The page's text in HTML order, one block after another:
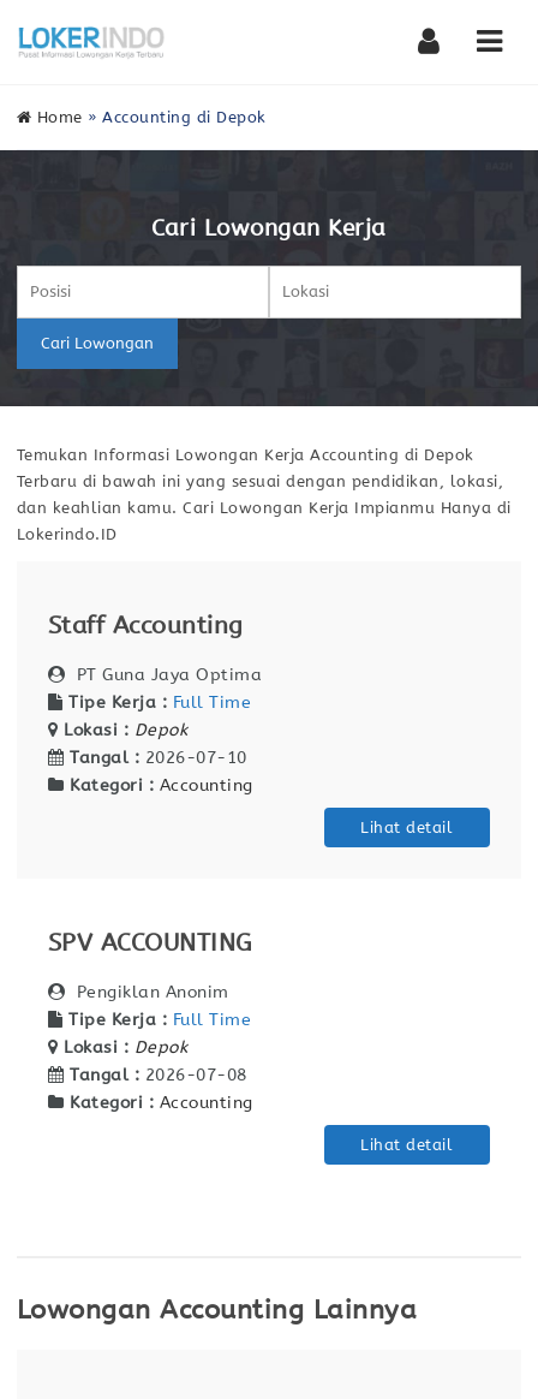
Home »Accounting di Depok
Cari Lowongan Kerja
Cari Lowongan
Temukan Informasi Lowongan Kerja Accounting di Depok
Terbaru di bawah ini yang sesuai dengan pendidikan, lokasi,
dan keahlian kamu. Cari Lowongan Kerja Impianmu Hanya di
Lokerindo.ID
Staff Accounting
PT Guna Jaya Optima
Tipe Kerja : Full Time
Lokasi : Depok
Tangal : 2026-07-10
Kategori : Accounting
Lihat detail
SPV ACCOUNTING
Pengiklan Anonim
Tipe Kerja : Full Time
Lokasi : Depok
Tangal : 2026-07-08
Kategori : Accounting
Lihat detail
Lowongan Accounting Lainnya